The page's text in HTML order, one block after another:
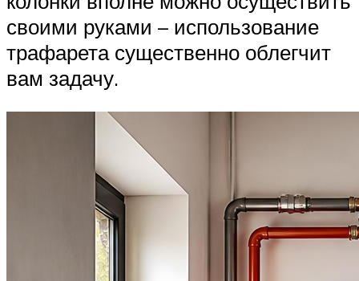
своими руками – использование
трафарета существенно облегчит
вам задачу.